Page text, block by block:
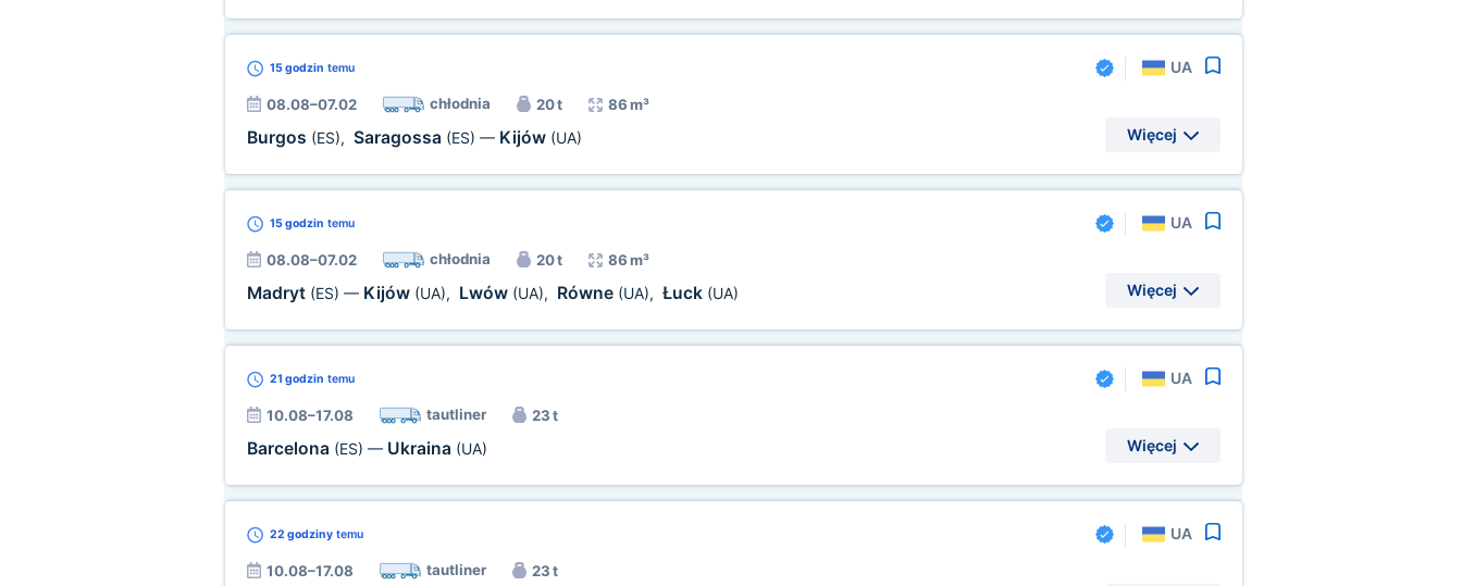
15 godzin temu UA
08.08–07.02 chłodnia 20 t 86 m³
Burgos (ES), Saragossa (ES) — Kijów (UA) Więcej
15 godzin temu UA
08.08–07.02 chłodnia 20 t 86 m³
Madryt (ES) — Kijów (UA), Lwów (UA), Równe (UA), Łuck (UA) Więcej
21 godzin temu UA
10.08–17.08 tautliner 23 t
Barcelona (ES) — Ukraina (UA) Więcej
22 godzinytemu UA
10.08–17.08 tautliner 23 t